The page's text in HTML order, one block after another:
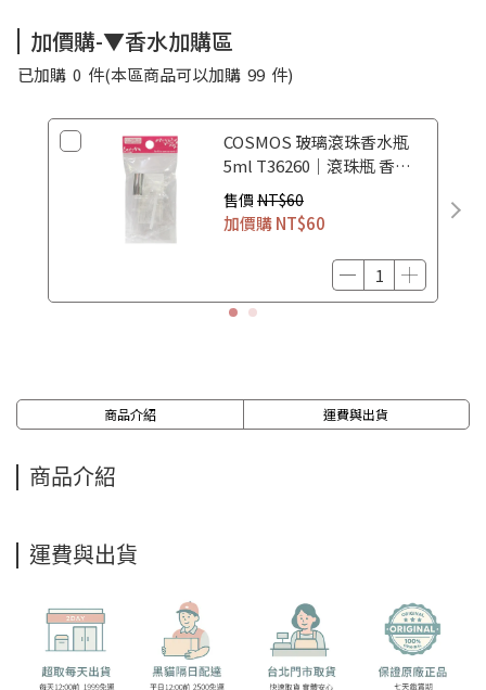
加價購-▼香水加購區
已加購 0 件(本區商品可以加購 99 件)
COSMOS 玻璃滾珠香水瓶
5ml T36260｜滾珠瓶 香水
空瓶 香水分裝瓶
售價 NT$60
加價購NT$60
商品介紹 運費與出貨
商品介紹
運費與出貨